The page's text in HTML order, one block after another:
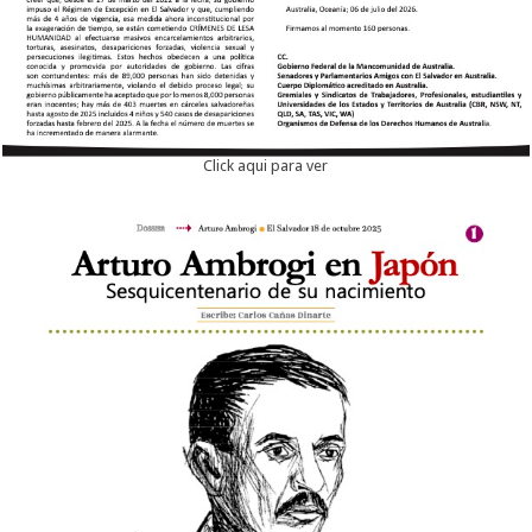
Click aqui para ver